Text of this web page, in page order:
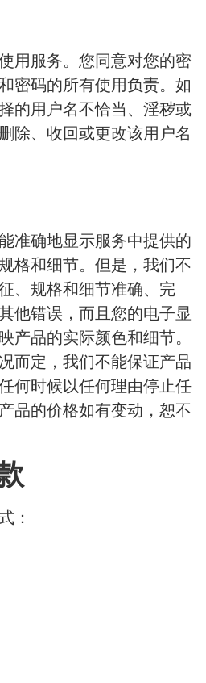
用服务。您同意对您的密
密码的所有使用负责。如
的用户名不恰当、淫秽或
除、收回或更改该用户名
准确地显示服务中提供的
格和细节。但是，我们不
、规格和细节准确、完
他错误，而且您的电子显
产品的实际颜色和细节。
而定，我们不能保证产品
何时候以任何理由停止任
品的价格如有变动，恕不
：